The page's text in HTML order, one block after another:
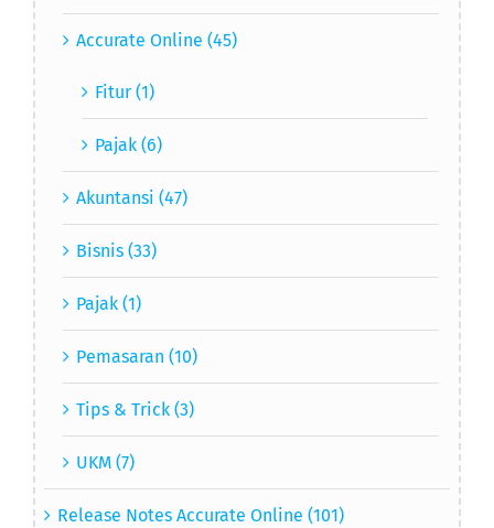
Accurate Online (45)
Fitur (1)
Pajak (6)
Akuntansi (47)
Bisnis (33)
Pajak (1)
Pemasaran (10)
Tips & Trick (3)
UKM (7)
Release Notes Accurate Online (101)